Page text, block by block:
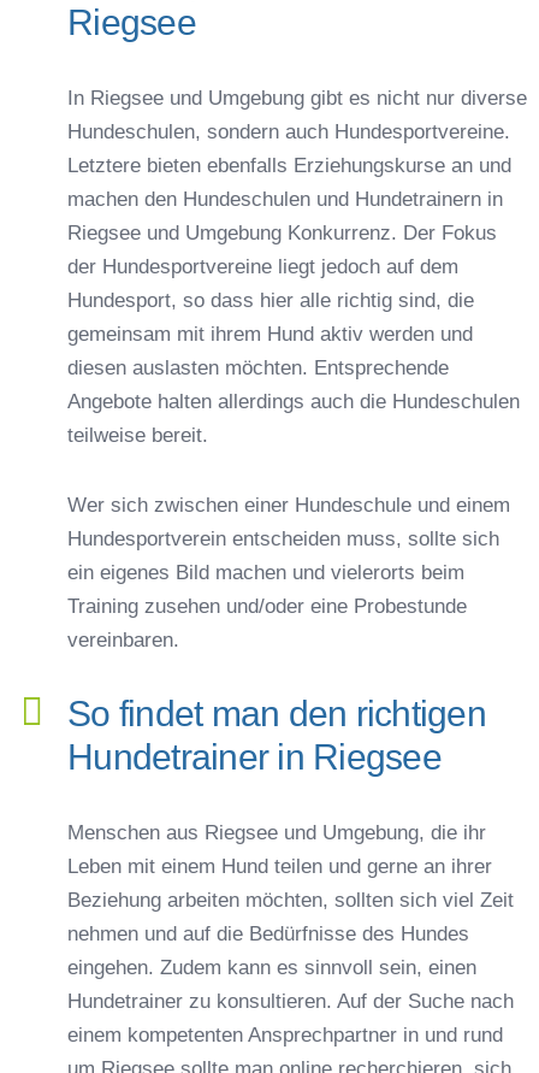
Riegsee
In Riegsee und Umgebung gibt es nicht nur diverse
Hundeschulen, sondern auch Hundesportvereine.
Letztere bieten ebenfalls Erziehungskurse an und
machen den Hundeschulen und Hundetrainern in
Riegsee und Umgebung Konkurrenz. Der Fokus
der Hundesportvereine liegt jedoch auf dem
Hundesport, so dass hier alle richtig sind, die
gemeinsam mit ihrem Hund aktiv werden und
diesen auslasten möchten. Entsprechende
Angebote halten allerdings auch die Hundeschulen
teilweise bereit.
Wer sich zwischen einer Hundeschule und einem
Hundesportverein entscheiden muss, sollte sich
ein eigenes Bild machen und vielerorts beim
Training zusehen und/oder eine Probestunde
vereinbaren.
So findet man den richtigen
Hundetrainer in Riegsee
Menschen aus Riegsee und Umgebung, die ihr
Leben mit einem Hund teilen und gerne an ihrer
Beziehung arbeiten möchten, sollten sich viel Zeit
nehmen und auf die Bedürfnisse des Hundes
eingehen. Zudem kann es sinnvoll sein, einen
Hundetrainer zu konsultieren. Auf der Suche nach
einem kompetenten Ansprechpartner in und rund
um Riegsee sollte man online recherchieren, sich